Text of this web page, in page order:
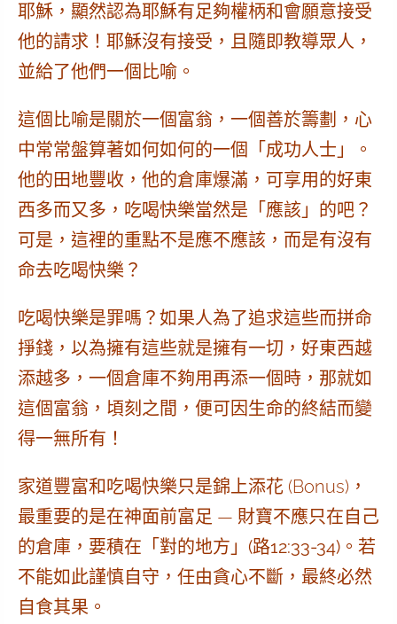
耶穌，顯然認為耶穌有足夠權柄和會願意接受
他的請求！耶穌沒有接受，且隨即教導眾人，
並給了他們一個比喻。
這個比喻是關於一個富翁，一個善於籌劃，心
中常常盤算著如何如何的一個「成功人士」。
他的田地豐收，他的倉庫爆滿，可享用的好東
西多而又多，吃喝快樂當然是「應該」的吧？
可是，這裡的重點不是應不應該，而是有沒有
命去吃喝快樂？
吃喝快樂是罪嗎？如果人為了追求這些而拼命
掙錢，以為擁有這些就是擁有一切，好東西越
添越多，一個倉庫不夠用再添一個時，那就如
這個富翁，頃刻之間，便可因生命的終結而變
得一無所有！
家道豐富和吃喝快樂只是錦上添花 (Bonus)，
最重要的是在神面前富足 — 財寶不應只在自己
的倉庫，要積在「對的地方」(路12:33-34)。 若
不能如此謹慎自守，任由貪心不斷，最終必然
自食其果。